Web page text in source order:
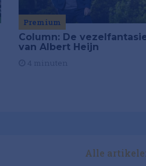
Premium
Column: De
van Albert Heijn
Alle